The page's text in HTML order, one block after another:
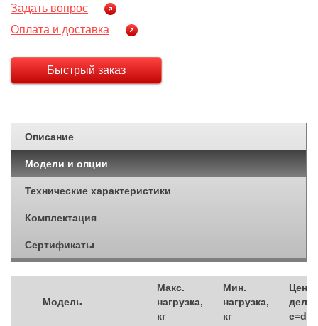
Задать вопрос
Оплата и доставка
Быстрый заказ
Описание
Модели и опции
Технические характеристики
Комплектация
Сертификаты
Модель
Макс.
нагрузка,
кг
Мин.
нагрузка,
кг
Цена
e=d,